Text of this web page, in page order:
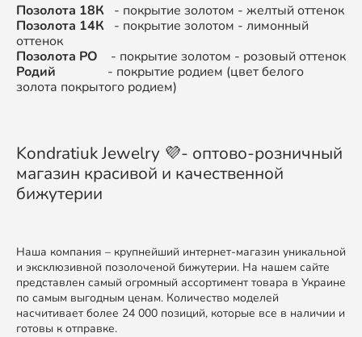
Позолота 18К - покрытие золотом - желтый оттенок
Позолота 14К - покрытие золотом - лимонный
оттенок
Позолота РО
- покрытие золотом - розовый оттенок
Родий - покрытие родием (цвет белого
золота покрытого родием)
Kondratiuk Jewelry 💜- оптово-розничный
магазин красивой и качественной
бижутерии
Наша компания – крупнейший интернет-магазин уникальной
и эксклюзивной позолоченой бижутерии. На нашем сайте
представлен самый огромный ассортимент товара в Украине
по самым выгодным ценам. Количество моделей
насчитивает более 24 000 позиций, которые все в наличии и
готовы к отправке.